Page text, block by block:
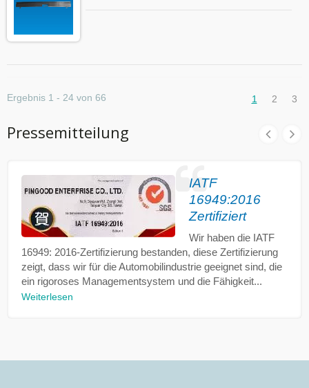
Ergebnis 1 - 24 von 66 1 2 3
Pressemitteilung
IATF
16949:2016
Zertifiziert
Wir haben die IATF
16949: 2016-Zertifizierung bestanden, diese Zertifizierung
zeigt, dass wir für die Automobilindustrie geeignet sind, die
ein rigoroses Managementsystem und die Fähigkeit...
Weiterlesen